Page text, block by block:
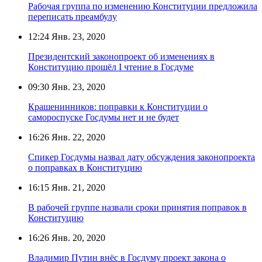
Рабочая группа по изменению Конституции предложила
переписать преамбулу
12:24 Янв. 23, 2020
Президентский законопроект об изменениях в
Конституцию прошёл I чтение в Госдуме
09:30 Янв. 23, 2020
Крашенинников: поправки к Конституции о
самороспуске Госдумы нет и не будет
16:26 Янв. 22, 2020
Спикер Госдумы назвал дату обсуждения законопроекта
о поправках в Конституцию
16:15 Янв. 21, 2020
В рабочей группе назвали сроки принятия поправок в
Конституцию
16:26 Янв. 20, 2020
Владимир Путин внёс в Госдуму проект закона о